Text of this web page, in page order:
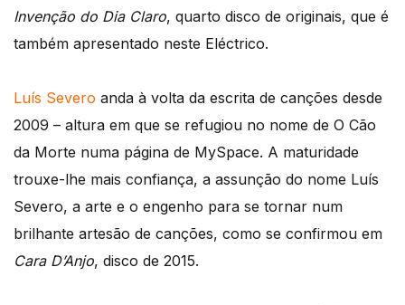
Invenção do Dia Claro, quarto disco de originais, que é
também apresentado neste Eléctrico.
Luís Severo anda à volta da escrita de canções desde
2009 – altura em que se refugiou no nome de O Cão
da Morte numa página de MySpace. A maturidade
trouxe-lhe mais confiança, a assunção do nome Luís
Severo, a arte e o engenho para se tornar num
brilhante artesão de canções, como se confirmou em
Cara D’Anjo, disco de 2015.